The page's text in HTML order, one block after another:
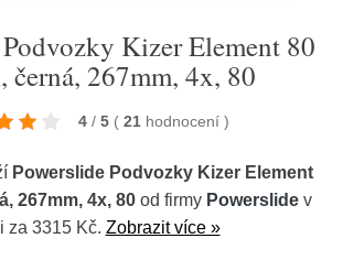
Kizer Element 80
černá, 267mm, 4x, 80
4 / 5 ( 21 hodnocení )
Powerslide Podvozky Kizer Element
267mm, 4x, 80od firmy Powerslidev
za 3315 Kč. Zobrazit více »